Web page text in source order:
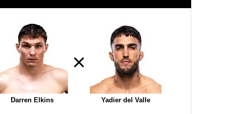
Darren Elkins Yadier del Valle